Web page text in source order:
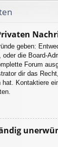
geben:
oder die Board-
Forum
dir das
Kontaktiere